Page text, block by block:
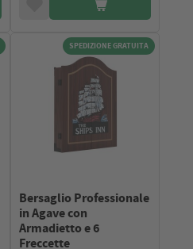
SPEDIZIONE GRATUITA
Bersaglio Professionale
in Agave con
Armadietto e 6
Freccette